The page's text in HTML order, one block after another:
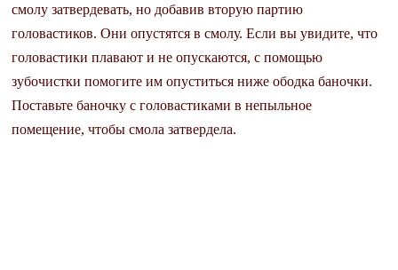
смолу затвердевать, но добавив вторую партию
головастиков. Они опустятся в смолу. Если вы увидите, что
головастики плавают и не опускаются, с помощью
зубочистки помогите им опуститься ниже ободка баночки.
Поставьте баночку с головастиками в непыльное
помещение, чтобы смола затвердела.